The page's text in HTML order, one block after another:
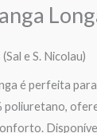
e S. Nicolau)
é perfeita
poliuretano,